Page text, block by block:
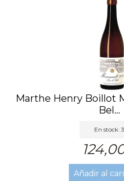
Marthe Henry Boillot
Bel...
En stock: 3
Añadir al